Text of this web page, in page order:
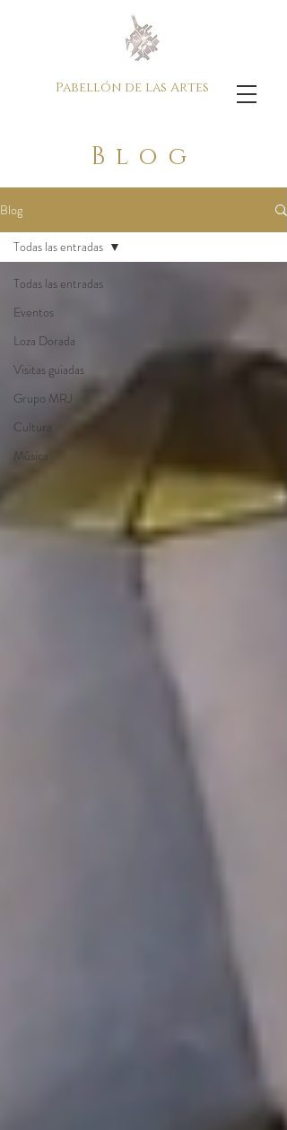
Pabellón de las Artes
Blog
Blog
Todas las entradas
Eventos
Loza Dorada
Visitas guiadas
Grupo MRJ
Cultura
Música
Todas las entradas